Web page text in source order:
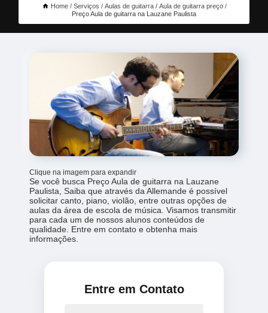
Home Serviços Aulas de guitarra
Aula de guitarra preço
Preço Aula de guitarra na Lauzane Paulista
Clique na imagem para expandir
Se você busca Preço Aula de guitarra na Lauzane
Paulista, Saiba que através da Allemande é possível
solicitar canto, piano, violão, entre outras opções de
aulas da área de escola de música. Visamos transmitir
para cada um de nossos alunos conteúdos de
qualidade. Entre em contato e obtenha mais
informações.
Entre em Contato